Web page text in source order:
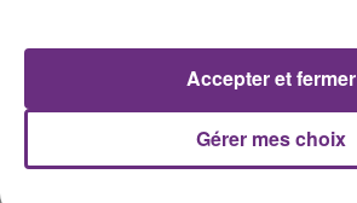
Gérer mes choix
Accepter et fermer